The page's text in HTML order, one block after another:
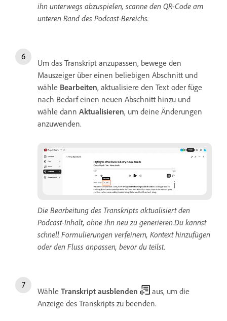
ihn unterwegs abzuspielen, scanne den QR-Code am
unteren Rand des Podcast-Bereichs.
Um das Transkript anzupassen, bewege den
Mauszeiger über einen beliebigen Abschnitt und
wähle Bearbeiten, aktualisiere den Text oder füge
nach Bedarf einen neuen Abschnitt hinzu und
wähle dann Aktualisieren, um deine Änderungen
anzuwenden.
Die Bearbeitung des Transkripts aktualisiert den
Podcast-Inhalt, ohne ihn neu zu generieren.Du kannst
schnell Formulierungen verfeinern, Kontext hinzufügen
oder den Fluss anpassen, bevor du teilst.
Wähle Transkript ausblenden
aus, um die
Anzeige des Transkripts zu beenden.